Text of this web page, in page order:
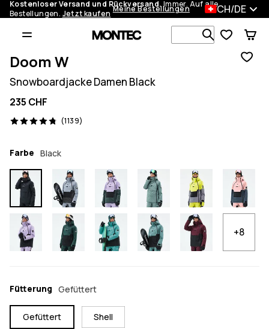
Kostenloser Versand und Rückversand.Immer. Auf alle
Bestellungen. Jetzt kaufen Meine Bestellungen CH/DE
Doom W
Snowboardjacke Damen Black
235 CHF
(1139)
1139 Reviews, 4.8/5
Farbe Black
+8
Fütterung Gefüttert
Gefüttert Shell